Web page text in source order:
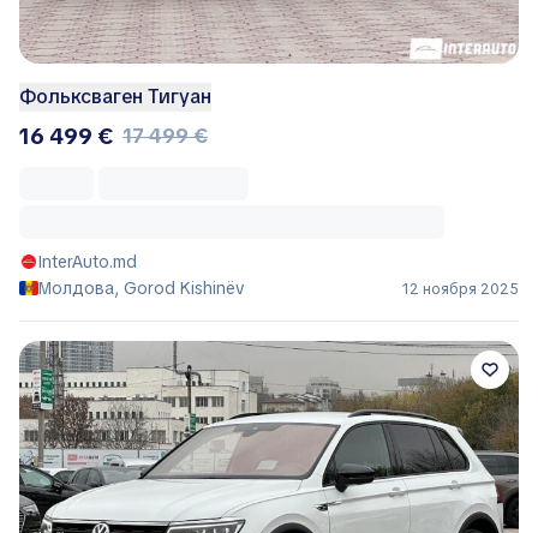
Фольксваген Тигуан
16 499 € 17 499 €
InterAuto.md
Молдова, Gorod Kishinëv
12 ноября 2025